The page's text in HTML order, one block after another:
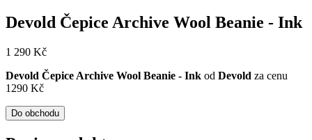
Devold Čepice Archive Wool Beanie - Ink
1 290 Kč
Devold Čepice Archive Wool Beanie - Ink od Devold za cenu
1290 Kč
Do obchodu